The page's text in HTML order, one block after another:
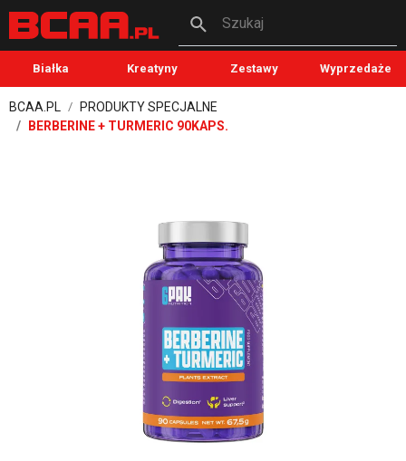
Szukaj
Białka Kreatyny Zestawy Wyprzedaże
BCAA.PL
PRODUKTY SPECJALNE
BERBERINE + TURMERIC 90KAPS.